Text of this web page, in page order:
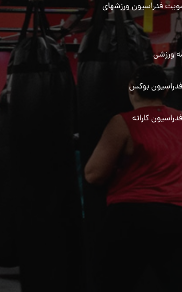
فدراسیون ورزشهای
ورزشی
بوکس
کاراته